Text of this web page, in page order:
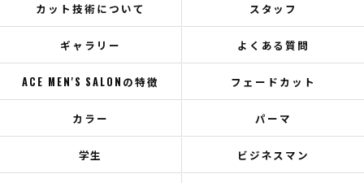
カット技術について スタッフ
ギャラリー よくある質問
ACE MEN'S SALONの特徴 フェードカット
カラー パーマ
学生 ビジネスマン